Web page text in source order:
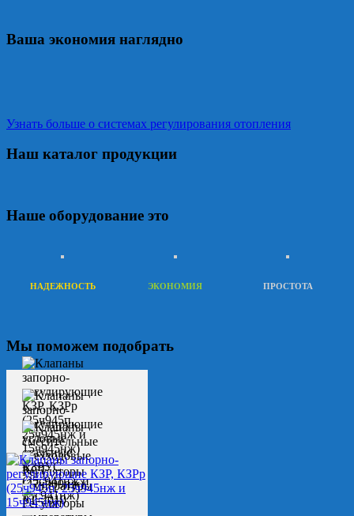
Ваша экономия наглядно
Узнать больше о системах регулирования отопления
Наш каталог продукции
Наше оборудование это
НАДЕЖНОСТЬ ЭКОНОМИЯ ПРОСТОТА
Мы поможем подобрать